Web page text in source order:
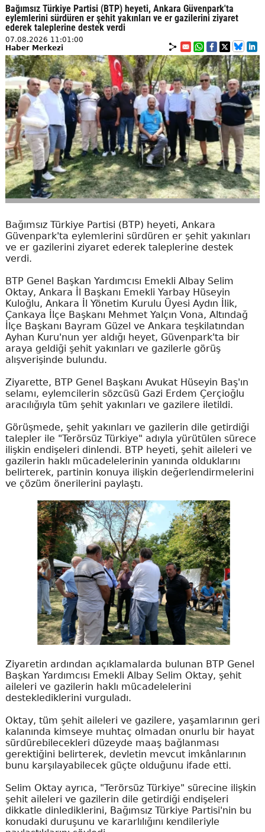
Bağımsız Türkiye Partisi (BTP) heyeti, Ankara Güvenpark'ta
eylemlerini sürdüren er şehit yakınları ve er gazilerini ziyaret
ederek taleplerine destek verdi
07.08.2026 11:01:00
Haber Merkezi
Bağımsız Türkiye Partisi (BTP) heyeti, Ankara
Güvenpark'ta eylemlerini sürdüren er şehit yakınları
ve er gazilerini ziyaret ederek taleplerine destek
verdi.
BTP Genel Başkan Yardımcısı Emekli Albay Selim
Oktay, Ankara İl Başkanı Emekli Yarbay Hüseyin
Kuloğlu, Ankara İl Yönetim Kurulu Üyesi Aydın İlik,
Çankaya İlçe Başkanı Mehmet Yalçın Vona, Altındağ
İlçe Başkanı Bayram Güzel ve Ankara teşkilatından
Ayhan Kuru'nun yer aldığı heyet, Güvenpark'ta bir
araya geldiği şehit yakınları ve gazilerle görüş
alışverişinde bulundu.
Ziyarette, BTP Genel Başkanı Avukat Hüseyin Baş'ın
selamı, eylemcilerin sözcüsü Gazi Erdem Çerçioğlu
aracılığıyla tüm şehit yakınları ve gazilere iletildi.
Görüşmede, şehit yakınları ve gazilerin dile getirdiği
talepler ile "Terörsüz Türkiye" adıyla yürütülen sürece
ilişkin endişeleri dinlendi. BTP heyeti, şehit aileleri ve
gazilerin haklı mücadelelerinin yanında olduklarını
belirterek, partinin konuya ilişkin değerlendirmelerini
ve çözüm önerilerini paylaştı.
Ziyaretin ardından açıklamalarda bulunan BTP Genel
Başkan Yardımcısı Emekli Albay Selim Oktay, şehit
aileleri ve gazilerin haklı mücadelelerini
desteklediklerini vurguladı.
Oktay, tüm şehit aileleri ve gazilere, yaşamlarının geri
kalanında kimseye muhtaç olmadan onurlu bir hayat
sürdürebilecekleri düzeyde maaş bağlanması
gerektiğini belirterek, devletin mevcut imkânlarının
bunu karşılayabilecek güçte olduğunu ifade etti.
Selim Oktay ayrıca, "Terörsüz Türkiye" sürecine ilişkin
şehit aileleri ve gazilerin dile getirdiği endişeleri
dikkatle dinlediklerini, Bağımsız Türkiye Partisi'nin bu
konudaki duruşunu ve kararlılığını kendileriyle